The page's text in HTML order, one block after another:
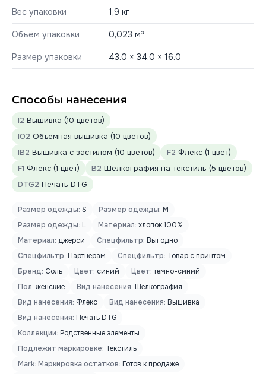
Вес упаковки 1,9 кг
Объём упаковки 0,023 м³
Размер упаковки 43.0 × 34.0 × 16.0
Способы нанесения
I2 Вышивка (10 цветов)
IO2 Объёмная вышивка (10 цветов)
IB2 Вышивка с застилом (10 цветов) F2 Флекс (1 цвет)
F1 Флекс (1 цвет) B2 Шелкография на текстиль (5 цветов)
DTG2 Печать DTG
Размер одежды: S Размер одежды: M
Размер одежды: L Материал: хлопок 100%
Материал: джерси Спецфильтр: Выгодно
Спецфильтр: Партнерам Спецфильтр: Товар с принтом
Бренд: Соль Цвет: синий Цвет:темно-синий
Пол: женские Вид нанесения: Шелкография
Вид нанесения: Флекс Вид нанесения: Вышивка
Вид нанесения: Печать DTG
Коллекции: Родственные элементы
Подлежит маркировке: Текстиль
Mark: Маркировка остатков: Готов к продаже